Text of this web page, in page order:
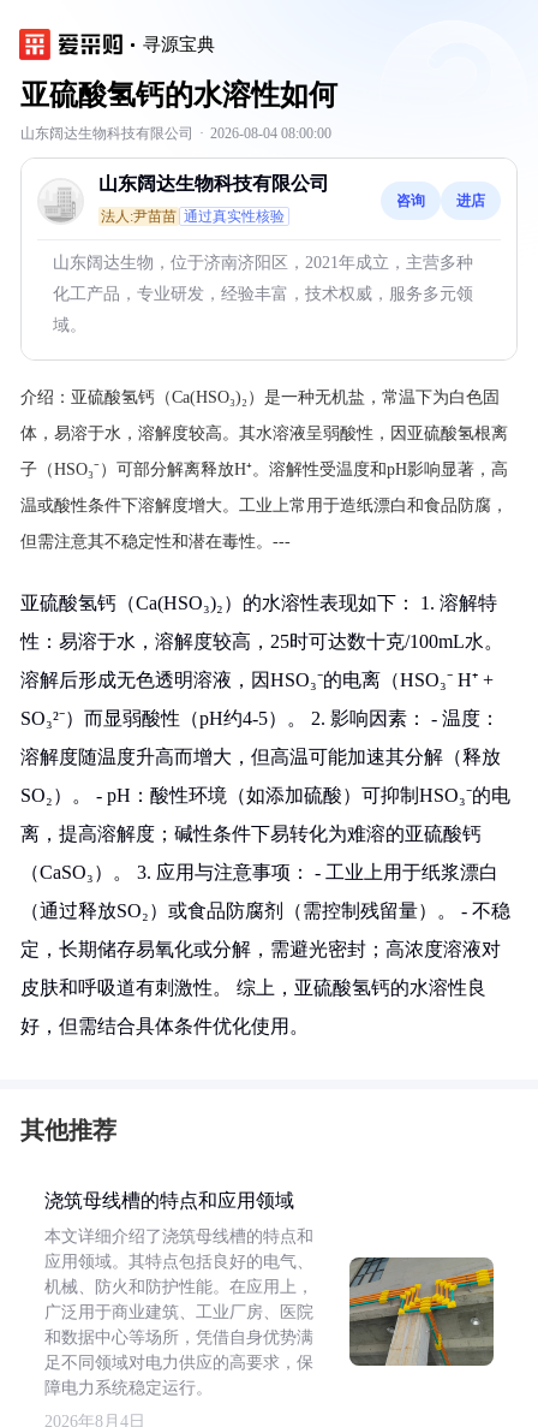
寻源宝典
亚硫酸氢钙的水溶性如何
山东阔达生物科技有限公司 · 2026-08-04 08:00:00
山东阔达生物科技有限公司
法人:尹苗苗 通过真实性核验
咨询 进店
山东阔达生物，位于济南济阳区，2021年成立，主营多种
化工产品，专业研发，经验丰富，技术权威，服务多元领
域。
介绍： 亚硫酸氢钙（Ca(HSO₃)₂）是一种无机盐，常温下为白色固
体，易溶于水，溶解度较高。其水溶液呈弱酸性，因亚硫酸氢根离
子（HSO₃⁻）可部分解离释放H⁺。溶解性受温度和pH影响显著，高
温或酸性条件下溶解度增大。工业上常用于造纸漂白和食品防腐，
但需注意其不稳定性和潜在毒性。---
亚硫酸氢钙（Ca(HSO₃)₂）的水溶性表现如下： 1. 溶解特
性：易溶于水，溶解度较高，25时可达数十克/100mL水。
溶解后形成无色透明溶液，因HSO₃⁻的电离（HSO₃⁻ H⁺ +
SO₃²⁻）而显弱酸性（pH约4-5）。 2. 影响因素： - 温度：
溶解度随温度升高而增大，但高温可能加速其分解（释放
SO₂）。 - pH：酸性环境（如添加硫酸）可抑制HSO₃⁻的电
离，提高溶解度；碱性条件下易转化为难溶的亚硫酸钙
（CaSO₃）。 3. 应用与注意事项： - 工业上用于纸浆漂白
（通过释放SO₂）或食品防腐剂（需控制残留量）。 - 不稳
定，长期储存易氧化或分解，需避光密封；高浓度溶液对
皮肤和呼吸道有刺激性。 综上，亚硫酸氢钙的水溶性良
好，但需结合具体条件优化使用。
其他推荐
浇筑母线槽的特点和应用领域
本文详细介绍了浇筑母线槽的特点和
应用领域。其特点包括良好的电气、
机械、防火和防护性能。在应用上，
广泛用于商业建筑、工业厂房、医院
和数据中心等场所，凭借自身优势满
足不同领域对电力供应的高要求，保
障电力系统稳定运行。
2026年8月4日